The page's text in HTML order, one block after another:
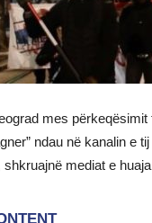
mes
ndau në kanalin e
mediat e